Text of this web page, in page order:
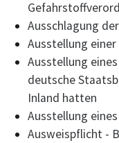
Ausschlagung
Ausstellung
Ausstellung
deutsche
Inland hatten
Ausstellung
Ausweispflicht -